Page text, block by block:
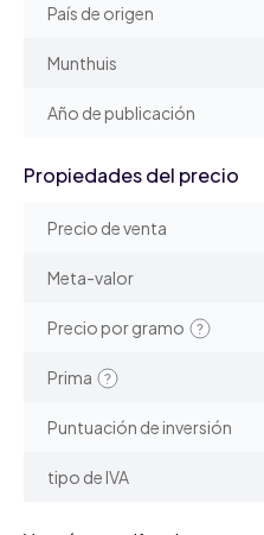
País de origen
Munthuis
Año de publicación
Propiedades del precio
Precio de venta
Meta-valor
Precio por gramo
Prima
Puntuación de inversión
tipo de IVA